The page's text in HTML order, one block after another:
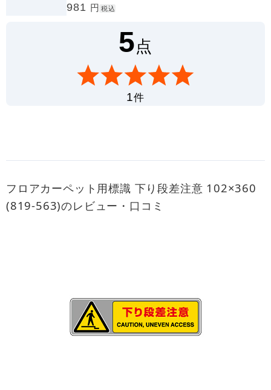
981 円 税込
5点
1件
フロアカーペット用標識 下り段差注意 102×360
(819-563)のレビュー・口コミ